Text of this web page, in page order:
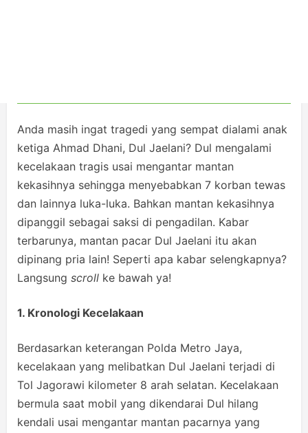
Anda masih ingat tragedi yang sempat dialami anak
ketiga Ahmad Dhani, Dul Jaelani? Dul mengalami
kecelakaan tragis usai mengantar mantan
kekasihnya sehingga menyebabkan 7 korban tewas
dan lainnya luka-luka. Bahkan mantan kekasihnya
dipanggil sebagai saksi di pengadilan. Kabar
terbarunya, mantan pacar Dul Jaelani itu akan
dipinang pria lain! Seperti apa kabar selengkapnya?
Langsung scroll ke bawah ya!
1. Kronologi Kecelakaan
Berdasarkan keterangan Polda Metro Jaya,
kecelakaan yang melibatkan Dul Jaelani terjadi di
Tol Jagorawi kilometer 8 arah selatan. Kecelakaan
bermula saat mobil yang dikendarai Dul hilang
kendali usai mengantar mantan pacarnya yang